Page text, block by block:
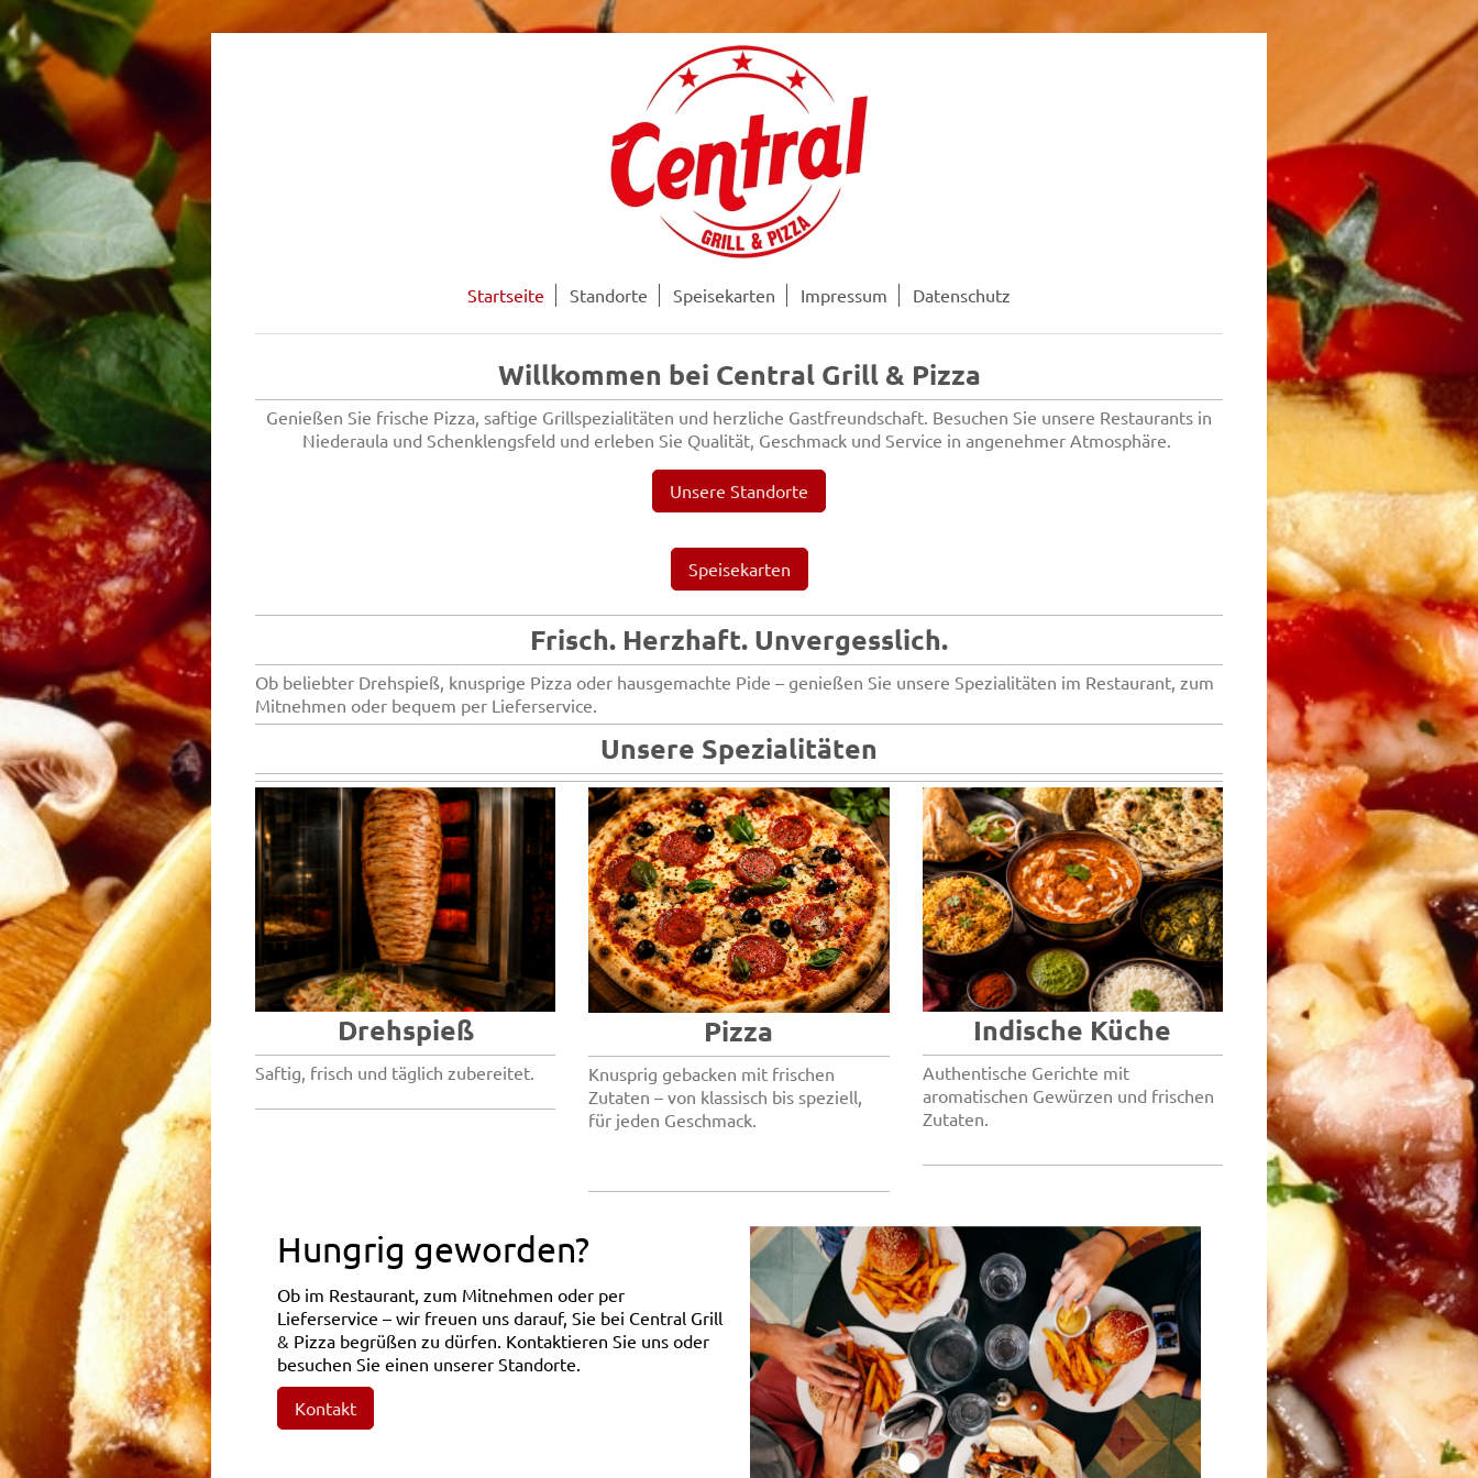
Startseite Standorte Speisekarten Impressum Datenschutz
Willkommen bei Central Grill & Pizza
Genießen Sie frische Pizza, saftige Grillspezialitäten und herzliche Gastfreundschaft. Besuchen Sie unsere Restaurants in
Niederaula und Schenklengsfeld und erleben Sie Qualität, Geschmack und Service in angenehmer Atmosphäre.
Unsere Standorte
Speisekarten
Frisch. Herzhaft. Unvergesslich.
Ob beliebter Drehspieß, knusprige Pizza oder hausgemachte Pide – genießen Sie unsere Spezialitäten im Restaurant, zum
Mitnehmen oder bequem per Lieferservice.
Unsere Spezialitäten
Drehspieß
Saftig, frisch und täglich zubereitet.
Pizza
Knusprig gebacken mit frischen
Zutaten – von klassisch bis speziell,
für jeden Geschmack.
Indische Küche
Authentische Gerichte mit
aromatischen Gewürzen und frischen
Zutaten.
Hungrig geworden?
Ob im Restaurant, zum Mitnehmen oder per
Lieferservice – wir freuen uns darauf, Sie bei Central Grill
& Pizza begrüßen zu dürfen. Kontaktieren Sie uns oder
besuchen Sie einen unserer Standorte.
Kontakt